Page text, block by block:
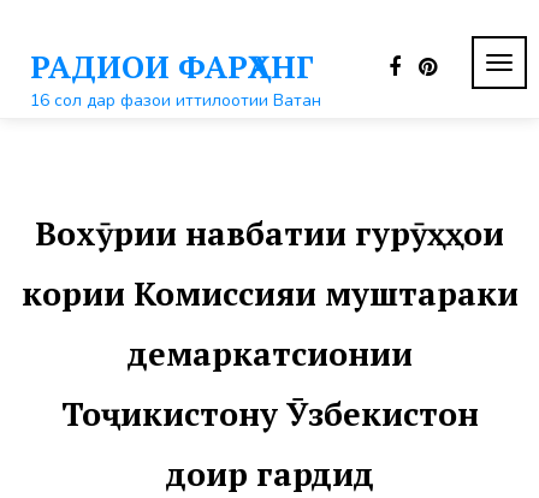
контентуРАДИОИ ФАРҲАНГ
16 сол дар фазои иттилоотии Ватан
Вохӯрии навбатии гурӯҳҳои
кории Комиссияи муштараки
демаркатсионии
Тоҷикистону Ӯзбекистон
доир гардид